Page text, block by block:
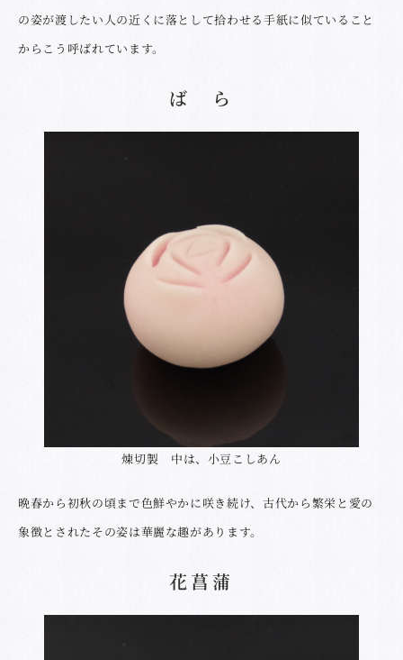
の姿が渡したい人の近くに落として拾わせる手紙に似ていること
からこう呼ばれています。
ば ら
煉切製 中は、小豆こしあん
晩春から初秋の頃まで色鮮やかに咲き続け、古代から繁栄と愛の
象徴とされたその姿は華麗な趣があります。
花菖蒲